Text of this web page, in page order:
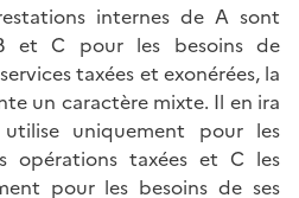
internes de A sont
et C pour les besoins de
taxées et exonérées, la
un caractère mixte. Il en ira
uniquement pour les
opérations taxées et C les
pour les besoins de ses